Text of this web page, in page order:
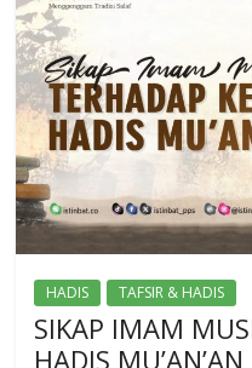
HADIS TAFSIR & HADIS
SIKAP IMAM
HADIS MU’AN’AN